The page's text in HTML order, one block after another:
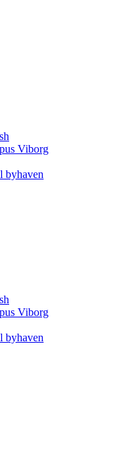
Viborg
byhaven
Viborg
byhaven